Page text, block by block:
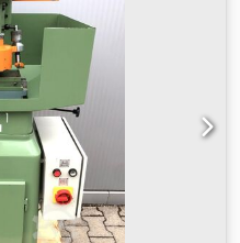
min Putere motor
0,06 kW Greutate:
mm Dotări: - Coloană
role sferice reglabile -
răcire (rectificare umedă)
joasă (24V) - Suport de
rectificat (set inițial) -
și carcasă pentru
de utilizare și
CE